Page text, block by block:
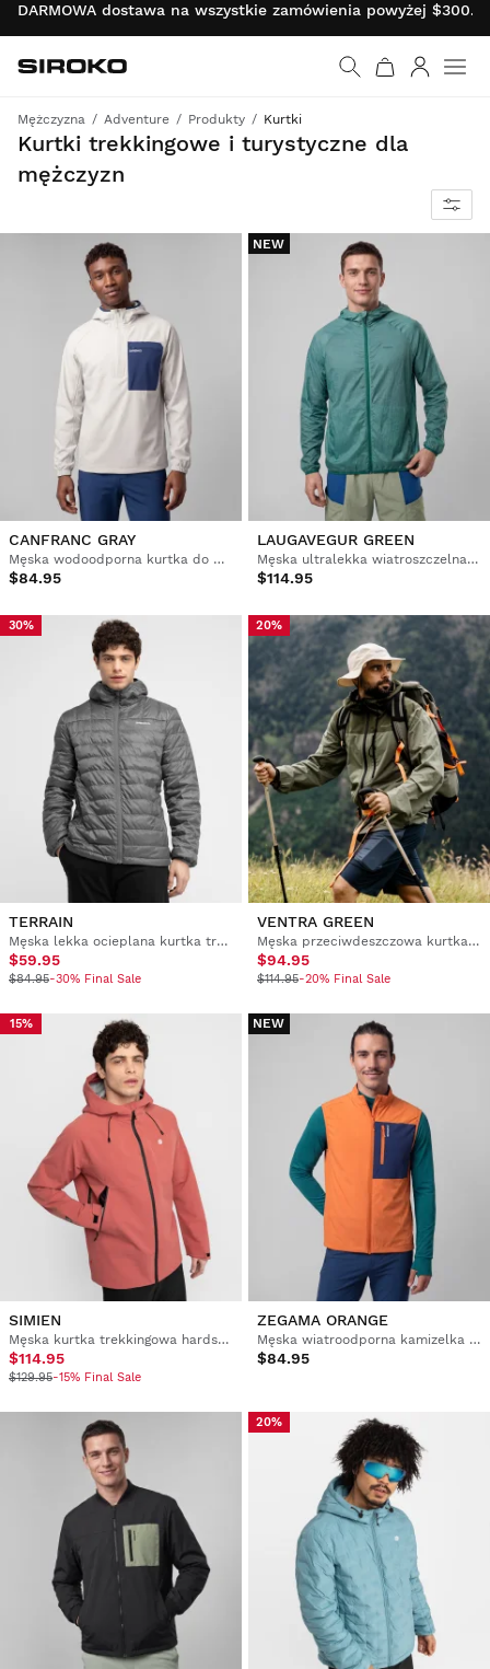
DARMOWA dostawa na wszystkie zamówienia powyżej
Wróć do strony
Siroko.com
Mężczyzna Adventure Produkty Kurtki
Kurtki trekkingowe i turystyczne dla
mężczyzn
Idealne do biegów terenowych, trekkingu i pieszych górskich wycieczek
CANFRANC GRAY
Męska wodoodporna kurtka do biegania w terenie
$84.95
NEW
LAUGAVEGUR GREEN
Męska ultralekka wiatroszczelna kurtka trekkingowa
$114.95
30%
TERRAIN
Męska lekka ocieplana kurtka trekkingowa
$59.95
$84.95-30% Final Sale
20%
VENTRA GREEN
Męska przeciwdeszczowa kurtka trekkingowa
$94.95
$114.95-20% Final Sale
15%
SIMIEN
Męska kurtka trekkingowa hardshell
$114.95
$129.95-15% Final Sale
NEW
ZEGAMA ORANGE
Męska wiatroodporna kamizelka do biegania w terenie
$84.95
20%